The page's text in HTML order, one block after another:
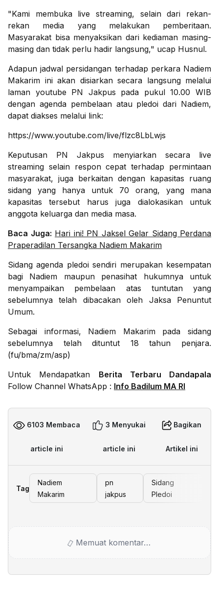
"Kami membuka live streaming, selain dari rekan-
rekan media yang melakukan pemberitaan.
Masyarakat bisa menyaksikan dari kediaman masing-
masing dan tidak perlu hadir langsung," ucap Husnul.
Adapun jadwal persidangan terhadap perkara Nadiem
Makarim ini akan disiarkan secara langsung melalui
laman youtube PN Jakpus pada pukul 10.00 WIB
dengan agenda pembelaan atau pledoi dari Nadiem,
dapat diakses melalui link:
https://www.youtube.com/live/flzc8LbLwjs
Keputusan PN Jakpus menyiarkan secara live
streaming selain respon cepat terhadap permintaan
masyarakat, juga berkaitan dengan kapasitas ruang
sidang yang hanya untuk 70 orang, yang mana
kapasitas tersebut harus juga dialokasikan untuk
anggota keluarga dan media masa.
Baca Juga: Hari ini! PN Jaksel Gelar Sidang Perdana
Praperadilan Tersangka Nadiem Makarim
Sidang agenda pledoi sendiri merupakan kesempatan
bagi Nadiem maupun penasihat hukumnya untuk
menyampaikan pembelaan atas tuntutan yang
sebelumnya telah dibacakan oleh Jaksa Penuntut
Umum.
Sebagai informasi, Nadiem Makarim pada sidang
sebelumnya telah dituntut 18 tahun penjara.
(fu/bma/zm/asp)
Untuk Mendapatkan Berita Terbaru Dandapala
Follow Channel WhatsApp : Info Badilum MA RI
6103 Membaca
article ini
3 Menyukai
article ini
Bagikan
Artikel ini
Tag
Nadiem
Makarim
pn
jakpus
Sidang
Pledoi
Memuat komentar…